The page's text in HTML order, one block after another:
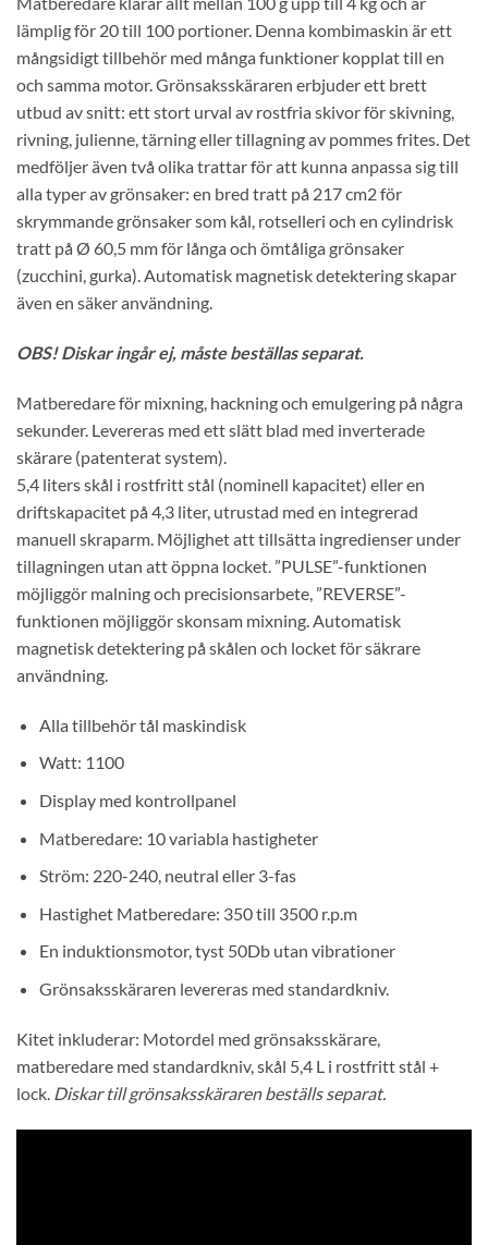
lämplig för 20 till 100 portioner. Denna kombimaskin är ett
mångsidigt tillbehör med många funktioner kopplat till en
och samma motor. Grönsaksskäraren erbjuder ett brett
utbud av snitt: ett stort urval av rostfria skivor för skivning,
rivning, julienne, tärning eller tillagning av pommes frites. Det
medföljer även två olika trattar för att kunna anpassa sig till
alla typer av grönsaker: en bred tratt på 217 cm2 för
skrymmande grönsaker som kål, rotselleri och en cylindrisk
tratt på Ø 60,5 mm för långa och ömtåliga grönsaker
(zucchini, gurka). Automatisk magnetisk detektering skapar
även en säker användning.
OBS! Diskar ingår ej, måste beställas separat.
Matberedare för mixning, hackning och emulgering på några
sekunder. Levereras med ett slätt blad med inverterade
skärare (patenterat system).
5,4 liters skål i rostfritt stål (nominell kapacitet) eller en
driftskapacitet på 4,3 liter, utrustad med en integrerad
manuell skraparm. Möjlighet att tillsätta ingredienser under
tillagningen utan att öppna locket. ”PULSE”-funktionen
möjliggör malning och precisionsarbete, ”REVERSE”-
funktionen möjliggör skonsam mixning. Automatisk
magnetisk detektering på skålen och locket för säkrare
användning.
Alla tillbehör tål maskindisk
Watt: 1100
Display med kontrollpanel
Matberedare: 10 variabla hastigheter
Ström: 220-240, neutral eller 3-fas
Hastighet Matberedare: 350 till 3500 r.p.m
En induktionsmotor, tyst 50Db utan vibrationer
Grönsaksskäraren levereras med standardkniv.
Kitet inkluderar: Motordel med grönsaksskärare,
matberedare med standardkniv, skål 5,4 L i rostfritt stål +
lock. Diskar till grönsaksskäraren beställs separat.